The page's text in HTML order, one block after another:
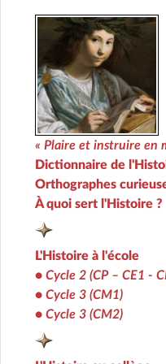
« Plaire et instruire en
Dictionnaire de
Orthographes
À quoi sert l'Histoire ?
L'Histoire à l'école
• Cycle 2 (CP – CE1 -
• Cycle 3 (CM1)
• Cycle 3 (CM2)